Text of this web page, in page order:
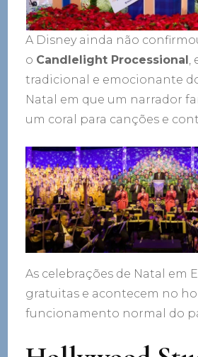
A Disney ainda não
o Candlelight Processional
tradicional e emocionante
Natal em que um narrador
um coral para canções e
As celebrações de Natal em
gratuitas e acontecem no
funcionamento normal do